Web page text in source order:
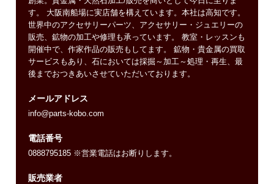
す。 大阪南船場に実店舗を構えています。本社は高知です。
世界中のアクセサリーパーツ、アクセサリー・ジュエリーの
販売、鉱物の加工や修理も承っています。 教室・レッスンも
開催中で、作家作品の販売もしてます。 鉱物・貴金属の買取
サービスもあり、石においては採掘～加工～処理・再生、最
後までおつきあいさせていただいております。
メールアドレス
info@parts-kobo.com
電話番号
0888795185 ※営業電話はお断りします。
販売業者